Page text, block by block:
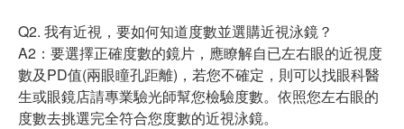
Q2. 我有近視，要如何知道度數並選購近視泳鏡？
A2：要選擇正確度數的鏡片，應瞭解自已左右眼的近視度
數及PD值(兩眼瞳孔距離)，若您不確定，則可以找眼科醫
生或眼鏡店請專業驗光師幫您檢驗度數。依照您左右眼的
度數去挑選完全符合您度數的近視泳鏡。